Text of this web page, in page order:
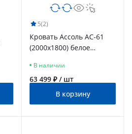
5(2)
Кровать Ассоль АС-61
(2000х1800) белое
В наличии
63 499 ₽ / шт
В корзину